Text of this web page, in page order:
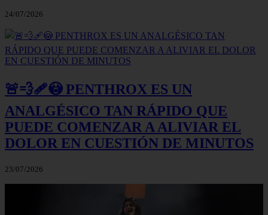
24/07/2026
🚨💨🩹😳 PENTHROX ES UN
ANALGÉSICO TAN RÁPIDO QUE
PUEDE COMENZAR A ALIVIAR EL
DOLOR EN CUESTIÓN DE MINUTOS
23/07/2026